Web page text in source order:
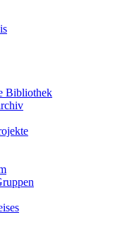
Bibliothek